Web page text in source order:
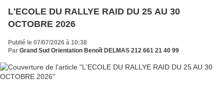
L'ECOLE DU RALLYE RAID DU 25 AU 30
OCTOBRE 2026
Publié le 07/07/2026 à 10:38
Par Grand Sud Orientation Benoît DELMAS 212 661 21 40 99